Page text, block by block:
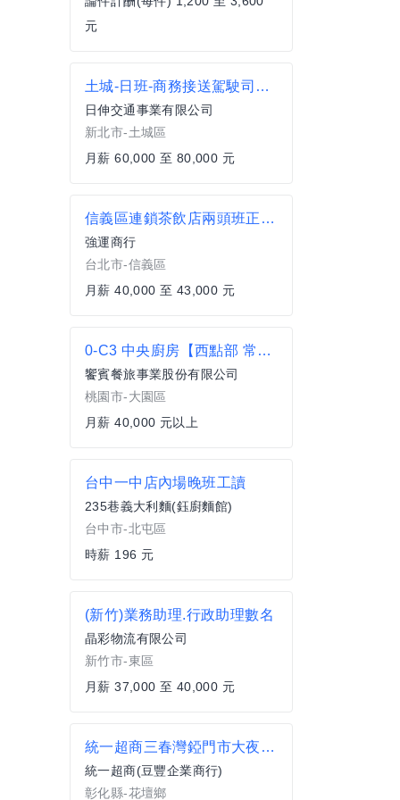
元
土城-日班-商務接送駕駛司機-公司配車
日伸交通事業有限公司
新北市-土城區
月薪 60,000 至 80,000 元
信義區連鎖茶飲店兩頭班正職(周休二日)
強運商行
台北市-信義區
月薪 40,000 至 43,000 元
0-C3 中央廚房【西點部 常溫蛋糕組】廚務組長
饗賓餐旅事業股份有限公司
桃園市-大園區
月薪 40,000 元以上
台中一中店內場晚班工讀
235巷義大利麵(鈺廚麵館)
台中市-北屯區
時薪 196 元
(新竹)業務助理.行政助理數名
晶彩物流有限公司
新竹市-東區
月薪 37,000 至 40,000 元
統一超商三春灣錏門市大夜班貼班
統一超商(豆豐企業商行)
彰化縣-花壇鄉